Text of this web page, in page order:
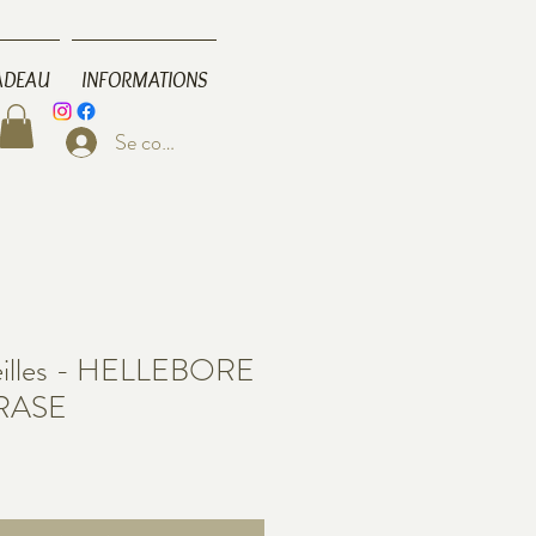
INFORMATIONS
Se connecter
- HELLEBORE